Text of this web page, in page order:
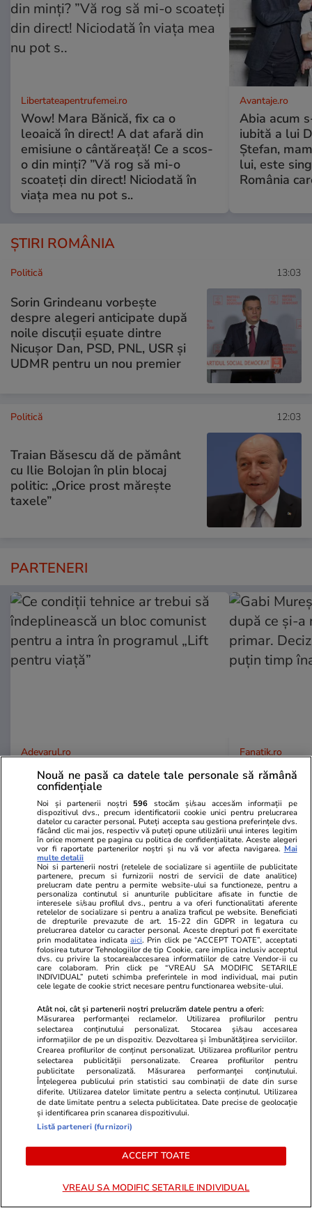
Libertateapentrufemei.ro
Wow! Mara Bănică, fix ca o
leoaică în direct! A dat afară din
emisiune o cântăreață! Ce a scos-
o din minți? ”Vă rog să mi-o
scoateți din direct! Niciodată în
viața mea nu pot s..
Avantaje.ro
Abia acum
iubită a lui
Ștefan,
lui, este
România
ȘTIRI ROMÂNIA
Politică 13:03
Sorin Grindeanu vorbește
despre alegeri anticipate după
noile discuții eșuate dintre
Nicușor Dan, PSD, PNL, USR și
UDMR pentru un nou premier
Politică 12:03
Traian Băsescu dă de pământ
cu Ilie Bolojan în plin blocaj
politic: „Orice prost mărește
taxele”
PARTENERI
Adevarul.ro
Ce condiții tehnice ar trebui să
îndeplinească un bloc comunist
pentru a intra în programul „Lift
pentru viață”
Fanatik.ro
Gabi
după ce și-
primar.
puțin timp
PARTENERI
Elle.ro
Livia Eftimie, prima reacție după
ce Spike a făcut declarații
controversate despre relația lor și
divorțul ei de Cătălin Bordea: „E
viața mea, am trăit-o. Știu…”
Unica.ro
Mirabela
flancată de
aflat
Stiri Mondene 13:07
Nouă ne pasă ca datele tale personale să rămână
confidențiale
Noi și partenerii noștri 596 stocăm și/sau accesăm informații pe
dispozitivul dvs., precum identificatorii cookie unici pentru prelucrarea
datelor cu caracter personal. Puteți accepta sau gestiona preferințele dvs.
făcând clic mai jos, respectiv vă puteți opune utilizării unui interes legitim
în orice moment pe pagina cu politica de confidențialitate. Aceste alegeri
vor fi raportate partenerilor noștri și nu vă vor afecta navigarea. Mai
multe detalii
Noi si partenerii nostri (retelele de socializare si agentiile de publicitate
partenere, precum si furnizorii nostri de servicii de date analitice)
prelucram date pentru a permite website-ului sa functioneze, pentru a
personaliza continutul si anunturile publicitare afisate in functie de
interesele si/sau profilul dvs., pentru a va oferi functionalitati aferente
retelelor de socializare si pentru a analiza traficul pe website. Beneficiati
de drepturile prevazute de art. 15-22 din GDPR in legatura cu
prelucrarea datelor cu caracter personal. Aceste drepturi pot fi exercitate
prin modalitatea indicataaici. Prin click pe “ACCEPT TOATE”, acceptati
folosirea tuturor Tehnologiilor de tip Cookie, care implica inclusiv acceptul
dvs. cu privire la stocarea/accesarea informatiilor de catre Vendor-ii cu
care colaboram. Prin click pe “VREAU SA MODIFIC SETARILE
INDIVIDUAL” puteti schimba preferintele in mod individual, mai putin
cele legate de cookie strict necesare pentru functionarea website-ului.
Atât noi, cât și partenerii noștri prelucrăm datele pentru a oferi:
Măsurarea performanței reclamelor. Utilizarea profilurilor pentru
selectarea conținutului personalizat. Stocarea și/sau accesarea
informațiilor de pe un dispozitiv. Dezvoltarea și îmbunătățirea serviciilor.
Crearea profilurilor de conținut personalizat. Utilizarea profilurilor pentru
selectarea publicității personalizate. Crearea profilurilor pentru
publicitate personalizată. Măsurarea performanței conținutului.
Înțelegerea publicului prin statistici sau combinații de date din surse
diferite. Utilizarea datelor limitate pentru a selecta conținutul. Utilizarea
de date limitate pentru a selecta publicitatea. Date precise de geolocație
și identificarea prin scanarea dispozitivului.
Listă parteneri (furnizori)
ACCEPT TOATE
VREAU SA MODIFIC SETARILE INDIVIDUAL